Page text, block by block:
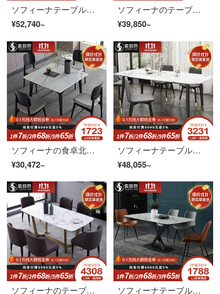
ソフィーナテーブルとは、式岩板伸縮テーブル家庭用小型電子レンジテーブル北欧長方形テーブルの組み合わせで1.4メートルのテーブルを拡張した1.8メートルのテーブルです。
¥52,740~
ソフィーナのテーブルの岩板テーブルは式岩のテーブルを意味します。家庭用の小さなテーブル型テーブルとテーブルの組み合わせは現代の簡単なテーブルです。1.5メートルのテーブルに四つの椅子があります。
¥39,850~
ソフィーナの食卓北欧大理石のテーブルのミニテーブル現代簡単な4人の正方形の木製家庭用テーブル0.8メートルのテーブルとテーブルの2つのテーブル
¥30,472~
ソフィーナテーブル大理石テーブル北欧大理石テーブル現代簡単で豪華なテーブルテーブルとテーブルの組み合わせ食事テーブル家庭用1.3メートルのテーブルと6つのテーブル
¥48,055~
ソフィーナのテーブルとテーブルの組み合わせ大理石の北欧テーブルの長方形大理石テーブルは、軽くて豪華な北欧1.6メートルです。
ソフィーナテーブル北欧大理石テーブルセット家庭用の小型住宅型モダンシンプルな長方形テーブル1.2 mテーブルシングルテーブル